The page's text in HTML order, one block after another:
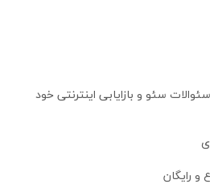
سئو و بازایابی اینترنتی خود
و رایگان